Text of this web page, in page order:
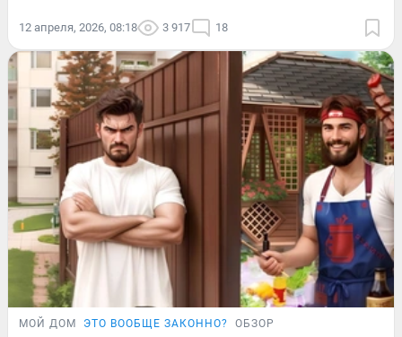
12 апреля, 2026, 08:18 3 917 18
МОЙ ДОМ ЭТО ВООБЩЕ ЗАКОННО? ОБЗОР